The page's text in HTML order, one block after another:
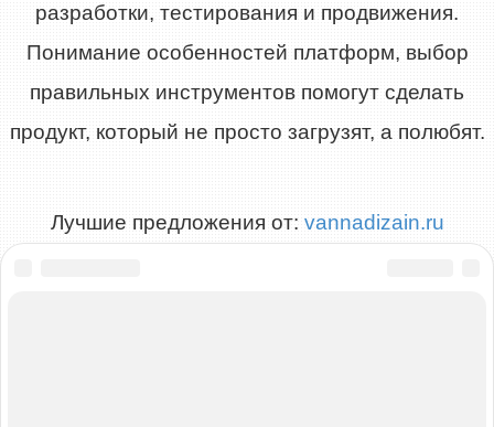
разработки, тестирования и продвижения.
Понимание особенностей платформ, выбор
правильных инструментов помогут сделать
продукт, который не просто загрузят, а полюбят.
Лучшие предложения от: vannadizain.ru